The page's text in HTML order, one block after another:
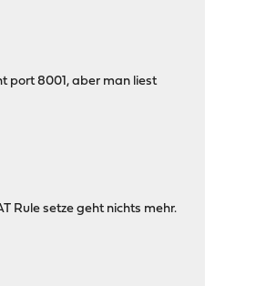
port 8001, aber man liest
Rule setze geht nichts mehr.